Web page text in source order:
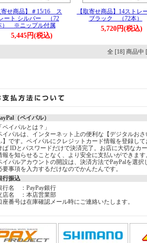
寄せ商品】＃15/16 ス
ート シルバー （72
） ※ニップル付属
5,445円(税込)
【取寄せ商品】14ストレ
ブラック （72本）
5,720円(税込)
全 [18] 商品中
（ペイパル）
ペイパルとは？」
イパルは、インターネット上の便利な【デジタルおさ
】です。ペイパルにクレジットカード情報を登録して
ば IDとパスワードだけで決済完了。お店に大切なカ
報を知らせることなく、より安全に支払いができます
イパルアカウントの開設は、決済方法でPayPalを選択
要事項を入力するだけなのでかんたんです。
行振込
行名 ：PayPay銀行
店名 ：本店営業部
座番号は在庫確認メール時にご連絡いたします。